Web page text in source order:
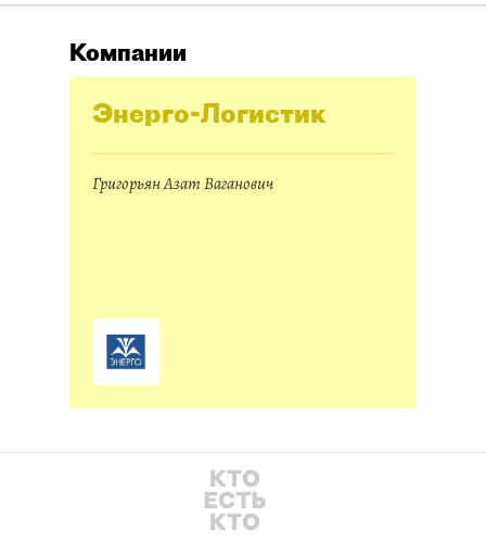
Компании
Энерго-Логистик
Григорьян Азат Ваганович